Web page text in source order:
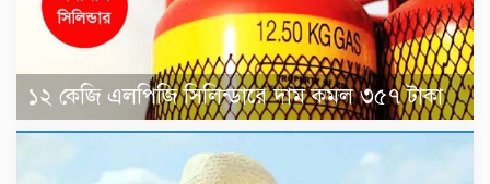
১২ কেজি এলপিজি সিলিন্ডারে দাম কমল ৩৫৭ টাকা